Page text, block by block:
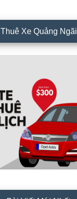
Thuê Xe Quảng Ngãi